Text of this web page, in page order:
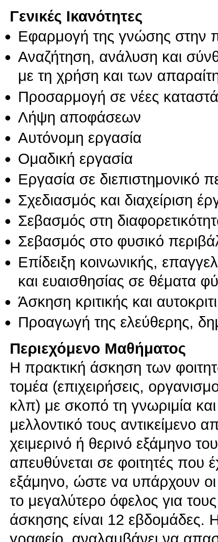
Γενικές Ικανότητες
Εφαρμογή της γνώσης στην
Αναζήτηση, ανάλυση και
με τη χρήση και των
Προσαρμογή σε νέες
Λήψη αποφάσεων
Αυτόνομη εργασία
Ομαδική εργασία
Εργασία σε διεπιστημονικό
Σχεδιασμός και διαχείριση
Σεβασμός στη
Σεβασμός στο φυσικό
Επίδειξη κοινωνικής,
και ευαισθησίας σε θέματα
Άσκηση κριτικής και
Προαγωγή της ελεύθερης,
Περιεχόμενο Μαθήματος
Η πρακτική άσκηση των
τομέα (επιχειρήσεις,
κλπ) με σκοπό τη γνωριμία
μελλοντικό τους αντικείμενο
χειμερινό ή θερινό εξάμηνο
απευθύνεται σε φοιτητές που
εξάμηνο, ώστε να υπάρχουν
το μεγαλύτερο όφελος για
άσκησης είναι 12 εβδομάδες.